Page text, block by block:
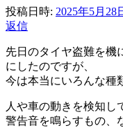
投稿日時: 2025年5月28
返信
先日のタイヤ盗難を機
にしたのですが、
今は本当にいろんな種
人や車の動きを検知し
警告音を鳴らすもの、